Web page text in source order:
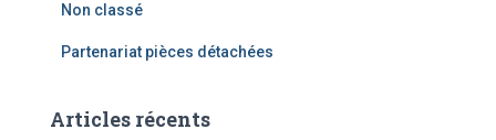
Non classé
Partenariat pièces détachées
Articles récents